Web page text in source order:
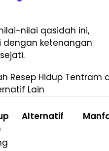
nilai qasidah ini,
dengan ketenangan
Resep Hidup Tentram
Lain
Alternatif